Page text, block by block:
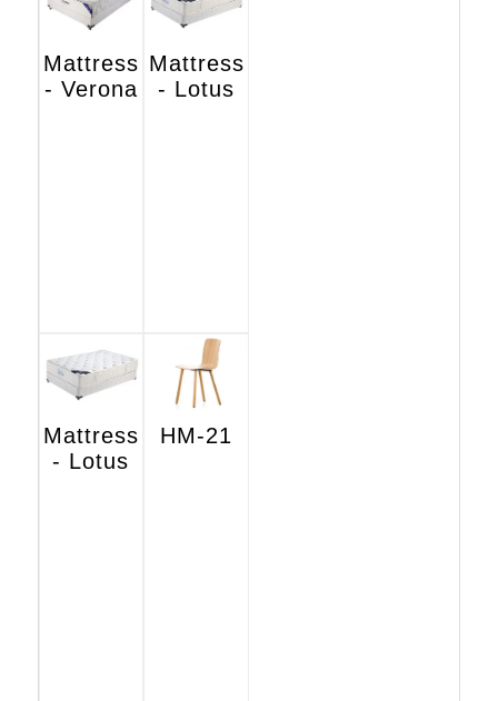
Mattress
- Verona
Mattress
- Lotus
Mattress
- Lotus
HM-21